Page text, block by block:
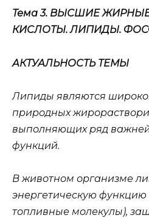
Тема 3. ВЫСШИЕ
КИСЛОТЫ. ЛИПИДЫ.
АКТУАЛЬНОСТЬ ТЕМЫ
Липиды являются
природных
выполняющих ряд
функций.
В животном организме
энергетическую
топливные молекулы),